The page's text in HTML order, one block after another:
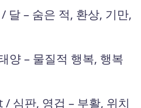
달 – 숨은 적, 환상, 기만,
양 – 물질적 행복, 행복
/ 심판, 영겁 – 부활, 위치